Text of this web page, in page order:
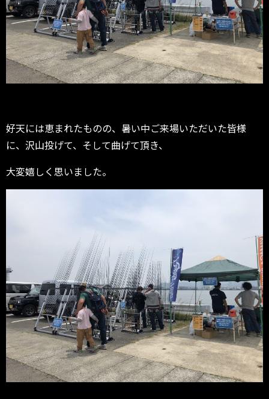
好天には恵まれたものの、暑い中ご来場いただいた皆様
に、沢山投げて、そして曲げて頂き、
大変嬉しく思いました。